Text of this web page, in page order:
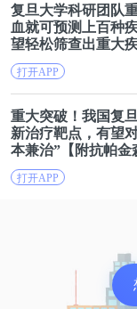
2、消费行为上
“矛盾且割裂”的
一面是广场舞
app的社交版块
复旦大学科研团队
血就可预测上百种
望轻松筛查出重大
行业前景分析】
打开APP
重大突破！我国复
新治疗靶点，有望
本兼治”【附抗帕
析】
打开APP